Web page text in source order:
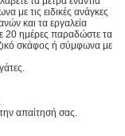
με τις ειδικές ανάγκες
και τα εργαλεία
20 ημέρες παραδώστε τα
σκάφος ή σύμφωνα με
απαίτησή σας.